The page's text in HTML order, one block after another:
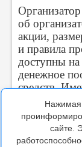
об
акции,
и правила
доступны
денежное
средств.
Нажимая
сайте.